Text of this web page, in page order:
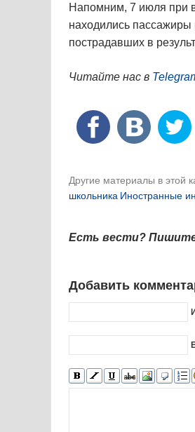
Напомним, 7 июля при
находились
пострадавших в
Читайте нас в
Другие материалы в этой
школьника Иностранные
Есть вести?
Добавить